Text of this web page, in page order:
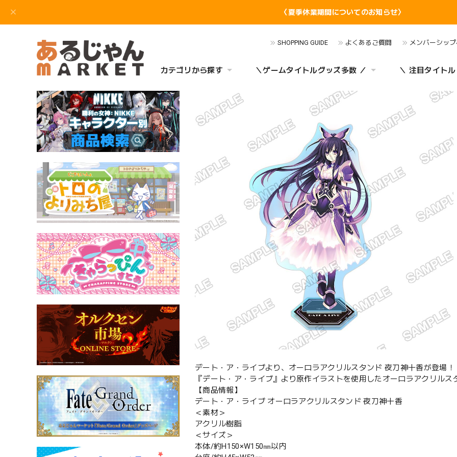
〈夏季休業期間についてのお知らせ〉
SHOPPING GUIDE よくあるご質問 メンバーシッ
カテゴリから探す ＼ゲームタイトルグッズ多数 ／ ＼ 注目タイトル
デート・ア・ライブより、オーロラアクリルスタンド 夜刀神十香が登場！
『デート・ア・ライブ』より原作イラストを使用したオーロラアクリルス
【商品情報】
デート・ア・ライブ オーロラアクリルスタンド 夜刀神十香
＜素材＞
アクリル樹脂
＜サイズ＞
本体/約H150×W150㎜以内